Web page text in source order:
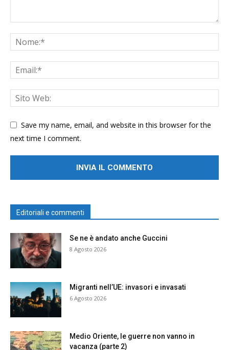
Save my name, email, and website in this browser for the
next time I comment.
Editoriali e commenti
Se ne è andato anche Guccini
8 Agosto 2026
Migranti nell’UE: invasori e invasati
6 Agosto 2026
Medio Oriente, le guerre non vanno in
vacanza (parte 2)